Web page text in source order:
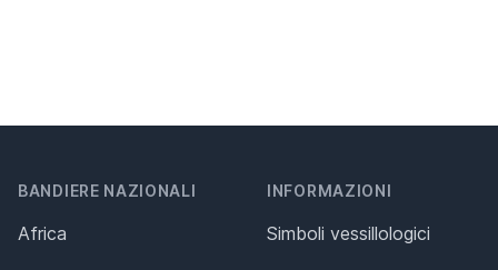
BANDIERE NAZIONALI
Africa
INFORMAZIONI
Simboli vessillologici